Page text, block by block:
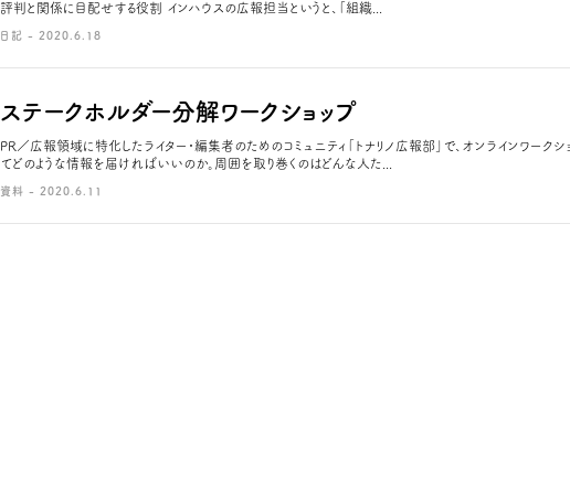
評判と関係に目配せする役割 インハウスの広報担当というと、「組織...
日記 - 2020.6.18
ステークホルダー分解ワークショップ
PR／広報領域に特化したライター・編集者のためのコミュニティ「トナリノ広報部」で、オンラインワーク
てどのような情報を届ければいいのか。周囲を取り巻くのはどんな人た...
資料 - 2020.6.11